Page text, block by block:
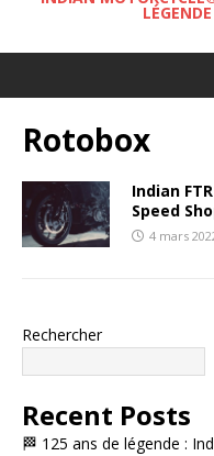
Rotobox
Indian
Speed
4 mars
Rechercher
Recent Posts
🏁 125 ans de légende :